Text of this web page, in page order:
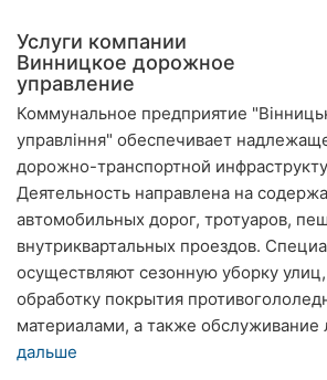
Все
города:
Винница
Житомир
Тернополь
Хмельницкий
Ровно
Одесса
Услуги компании
Винницкое дорожное
управление
Коммунальное предприятие
управління" обеспечивает
дорожно-транспортной
Деятельность направлена на
автомобильных дорог, тротуаров,
внутриквартальных проездов.
осуществляют сезонную уборку улиц,
обработку покрытия
материалами, а также обслуживание
дальше